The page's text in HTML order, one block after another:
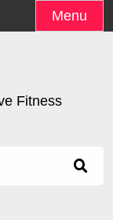
Menu
Fitness